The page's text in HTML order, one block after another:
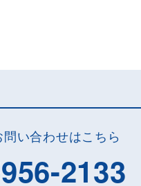
い合わせはこちら
2133